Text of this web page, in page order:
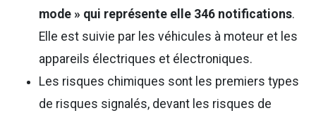
mode » qui représente elle 346 notifications.
Elle est suivie par les véhicules à moteur et les
appareils électriques et électroniques.
Les risques chimiques sont les premiers types
de risques signalés, devant les risques de